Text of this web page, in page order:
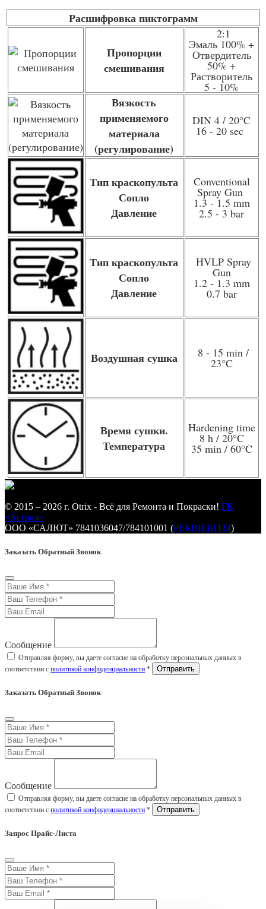
Расшифровка пиктограмм
Пропорции
смешивания
2:1
Эмаль 100% +
Отвердитель
50% +
Растворитель
5 - 10%
Вязкость
применяемого
материала
(регулирование)
DIN 4 / 20°C
16 - 20 sec
Тип краскопульта
Сопло
Давление
Conventional
Spray Gun
1.3 - 1.5 mm
2.5 - 3 bar
Тип краскопульта
Сопло
Давление
HVLP Spray
Gun
1.2 - 1.3 mm
0.7 bar
Воздушная сушка 8 - 15 min /
23°C
Время сушки.
Температура
Hardening time
8 h / 20°C
35 min / 60°C
© 2015 – 2026 г. Otrix - Всё для Ремонта и Покраски! ГК
«Астрал»
ООО «САЛЮТ» 7841036047/784101001 (РЕКВИЗИТЫ)
Заказать Обратный Звонок
Сообщение
Отправляя форму, вы даете согласие на обработку персональных данных в
соответствии с политикой конфиденциальности *
Заказать Обратный Звонок
Сообщение
Отправляя форму, вы даете согласие на обработку персональных данных в
соответствии с политикой конфиденциальности *
Запрос Прайс-Листа